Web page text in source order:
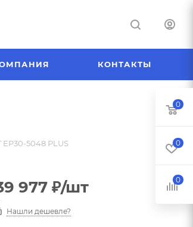
КОНТАКТЫ
5048 PLUS
977 ₽/шт
Нашли дешевле?
0
0
0